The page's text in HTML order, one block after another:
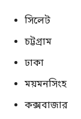
সিলেট
চট্টগ্রাম
ঢাকা
ময়মনসিংহ
কক্সবাজার